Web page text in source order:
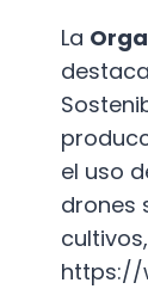
La
el uso
drones
https://